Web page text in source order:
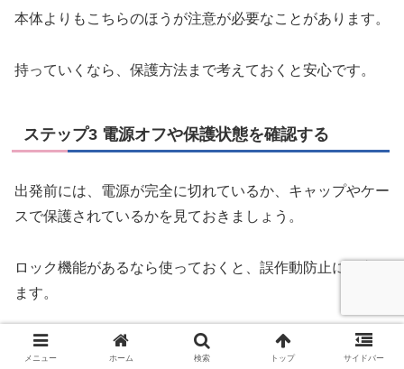
本体よりもこちらのほうが注意が必要なことがあります。
持っていくなら、保護方法まで考えておくと安心です。
ステップ3 電源オフや保護状態を確認する
出発前には、電源が完全に切れているか、キャップやケー
スで保護されているかを見ておきましょう。
ロック機能があるなら使っておくと、誤作動防止に役立ち
ます。
ステップ4 利用する航空会社の案内を最終確認す
メニュー ホーム 検索 トップ サイドバー